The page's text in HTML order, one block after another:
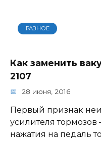
РАЗНОЕ
Как заменить
2107
28 июня, 2016
Первый признак
усилителя
нажатия на педаль